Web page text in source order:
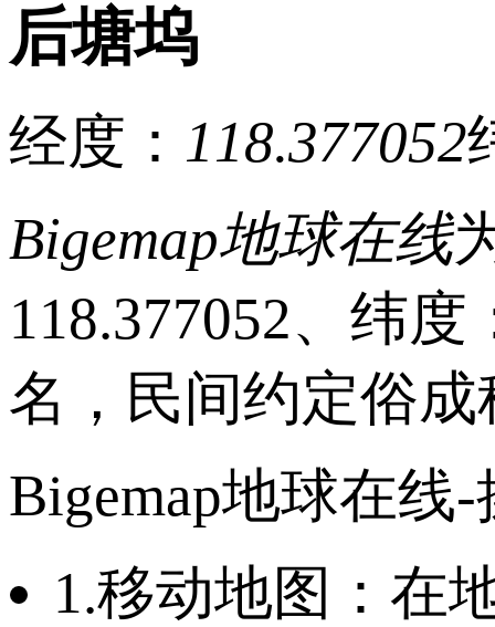
后塘坞
经度： 118.377052
Bigemap地球在线
118.377052、纬
名，民间约定俗
Bigemap地球在线
1.移动地图：在